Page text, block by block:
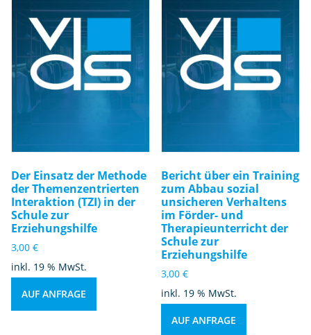
Der Einsatz der Methode
der Themenzentrierten
Interaktion (TZI) in der
Schule zur
Erziehungshilfe
3,00 €
inkl. 19 % MwSt.
AUF ANFRAGE
Bericht über ein Training
zum Abbau sozial
unsicheren Verhaltens
im Förder- und
Therapieunterricht der
Schule zur
Erziehungshilfe
3,00€
inkl. 19 % MwSt.
AUF ANFRAGE